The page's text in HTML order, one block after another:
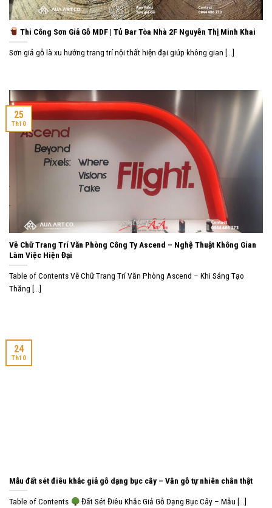
Thi Công Sơn Giả Gỗ MDF | Tủ Bar Tòa Nhà 2F Nguyễn Thị Minh Khai
Sơn giả gỗ là xu hướng trang trí nội thất hiện đại giúp không gian [...]
Vẽ Chữ Trang Trí Văn Phòng Công Ty Ascend – Nghệ Thuật Không Gian
Làm Việc Hiện Đại
Table of Contents Vẽ Chữ Trang Trí Văn Phòng Ascend – Khi Sáng Tạo
Thăng [...]
25
Th10
Mẫu đất sét điêu khắc giả gỗ dạng bục cây – Vân gỗ tự nhiên chân thật
Table of Contents Đất Sét Điêu Khắc Giả Gỗ Dạng Bục Cây – Mẫu [...]
24
Th10